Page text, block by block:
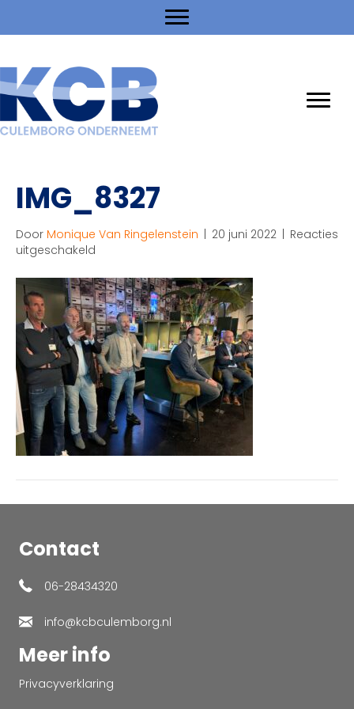
IMG_8327
Door Monique Van Ringelenstein | 20 juni 2022 | Reacties
uitgeschakeld
Contact
06-28434320
info@kcbculemborg.nl
Meer info
Privacyverklaring